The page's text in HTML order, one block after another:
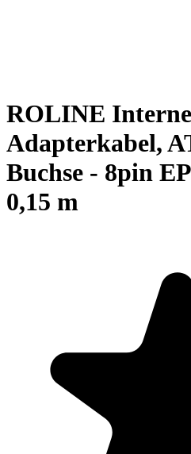
ROLINE
Adapterkabel,
Buchse - 8pin
0,15 m